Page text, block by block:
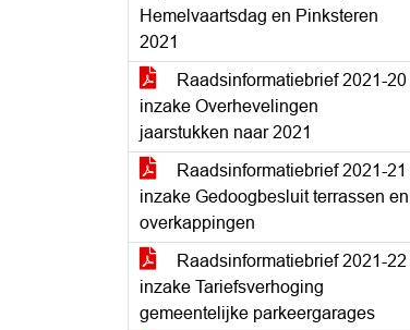
Hemelvaartsdag en Pinksteren
2021
Raadsinformatiebrief 2021-20
inzake Overhevelingen
jaarstukken naar 2021
Raadsinformatiebrief 2021-21
inzake Gedoogbesluit terrassen en
overkappingen
Raadsinformatiebrief 2021-22
inzake Tariefsverhoging
gemeentelijke parkeergarages